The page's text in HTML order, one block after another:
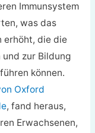
Immunsystem
was das
erhöht, die die
zur Bildung
können.
Oxford
, fand heraus,
Erwachsenen,